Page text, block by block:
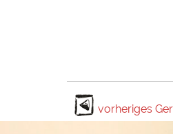
vorheriges